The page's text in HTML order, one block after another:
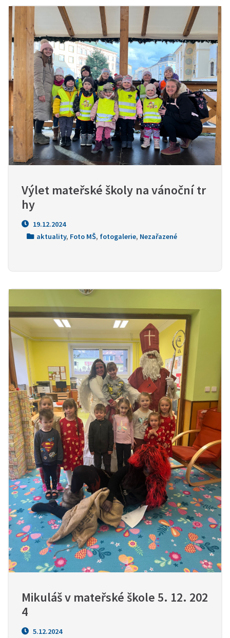
Výlet mateřské školy na vánoční tr
hy
19.12.2024
aktuality, Foto MŠ, fotogalerie, Nezařazené
Mikuláš v mateřské škole 5. 12. 202
4
5.12.2024